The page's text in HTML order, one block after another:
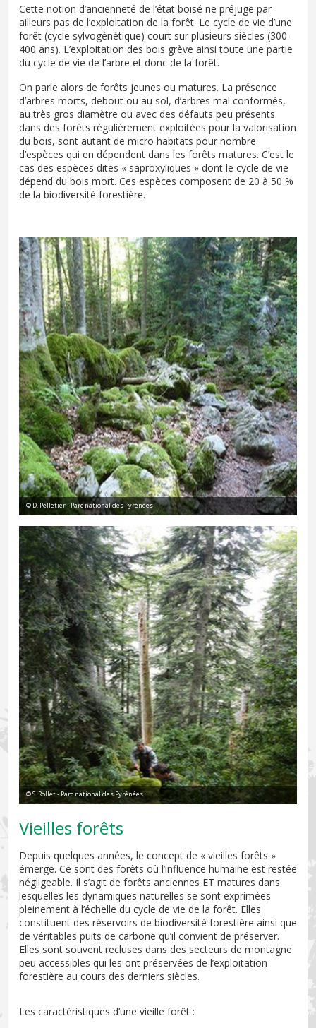
Cette notion d’ancienneté de l’état boisé ne préjuge par
ailleurs pas de l’exploitation de la forêt. Le cycle de vie d’une
forêt (cycle sylvogénétique) court sur plusieurs siècles (300-
400 ans). L’exploitation des bois grève ainsi toute une partie
du cycle de vie de l’arbre et donc de la forêt.
On parle alors de forêts jeunes ou matures. La présence
d’arbres morts, debout ou au sol, d’arbres mal conformés,
au très gros diamètre ou avec des défauts peu présents
dans des forêts régulièrement exploitées pour la valorisation
du bois, sont autant de micro habitats pour nombre
d’espèces qui en dépendent dans les forêts matures. C’est le
cas des espèces dites « saproxyliques » dont le cycle de vie
dépend du bois mort. Ces espèces composent de 20 à 50 %
de la biodiversité forestière.
© D. Pelletier - Parc national des Pyrénées
© S. Rollet - Parc national des Pyrénées
Vieilles forêts
Depuis quelques années, le concept de « vieilles forêts »
émerge. Ce sont des forêts où l’influence humaine est restée
négligeable. Il s’agit de forêts anciennes ET matures dans
lesquelles les dynamiques naturelles se sont exprimées
pleinement à l’échelle du cycle de vie de la forêt. Elles
constituent des réservoirs de biodiversité forestière ainsi que
de véritables puits de carbone qu’il convient de préserver.
Elles sont souvent recluses dans des secteurs de montagne
peu accessibles qui les ont préservées de l’exploitation
forestière au cours des derniers siècles.
Les caractéristiques d’une vieille forêt :